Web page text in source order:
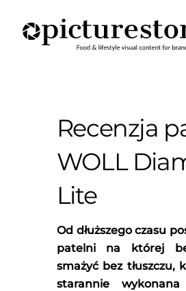
content
Recenzja
WOLL
Lite
Od dłuższego czasu
patelni na której
smażyć bez tłuszczu,
starannie